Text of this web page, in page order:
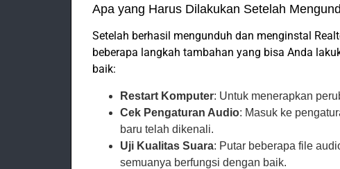
Apa yang Harus Dilakukan Setelah
Setelah berhasil mengunduh dan menginstal
beberapa langkah tambahan yang bisa Anda
baik:
Restart Komputer: Untuk menerapkan
Cek Pengaturan Audio: Masuk ke
baru telah dikenali.
Uji Kualitas Suara: Putar beberapa file
semuanya berfungsi dengan baik.